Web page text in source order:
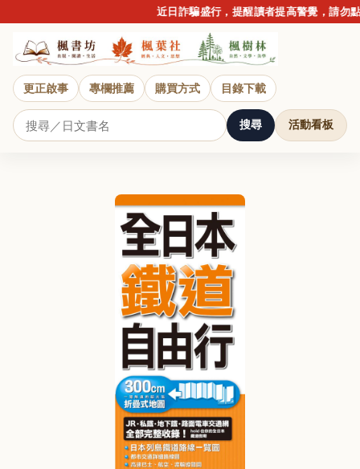
近日詐騙盛行，提醒讀者提高警覺，請勿點
更正啟事 專欄推薦 購買方式 目錄下載
搜尋 活動看板